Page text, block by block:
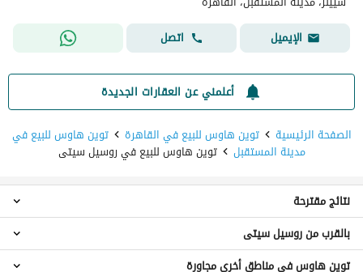
الإيميل
اتصل
أعلمني عن العقارات الجديدة
الصفحة الرئيسية
توين هاوس للبيع في القاهرة توين هاوس للبيع في
مدينة المستقبل توين هاوس للبيع في روسيل سيتى
توين هاوس 3 غرف نوم للبيع في روسيل سيتى
توين هاوس 4 غرف نوم للبيع في روسيل سيتى
نتائج مقترحة
توين هاوس للبيع في سيتيزن
بالقرب من روسيل سيتى
توين هاوس في مناطق أخرى مجاورة